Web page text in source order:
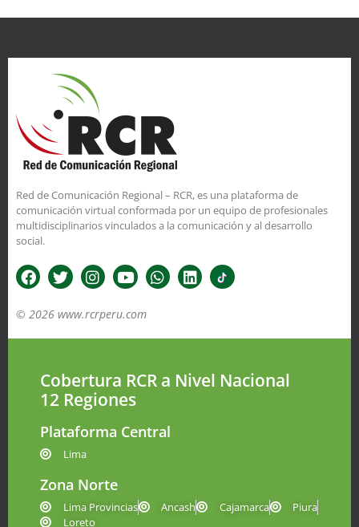
Red de Comunicación Regional – RCR, es una plataforma de
comunicación virtual conformada por un equipo de profesionales
multidisciplinarios vinculados a la comunicación y al desarrollo
social.
© 2026 www.rcrperu.com
Cobertura RCR a Nivel Nacional
12 Regiones
Plataforma Central
Lima
Zona Norte
Lima Provincias Ancash Cajamarca
Piura
Loreto